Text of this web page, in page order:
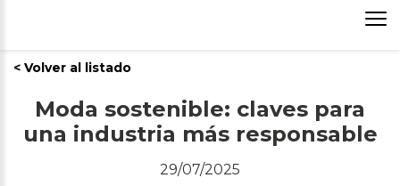
< Volver al listado
Moda sostenible: claves para
una industria más responsable
29/07/2025